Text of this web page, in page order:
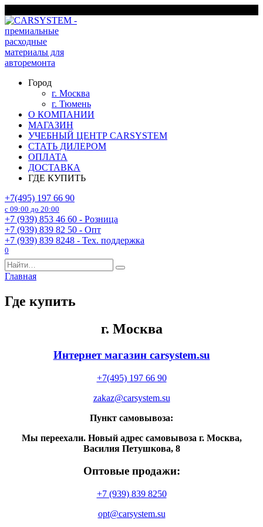
к
содержанию
Город
г. Москва
г. Тюмень
О КОМПАНИИ
МАГАЗИН
УЧЕБНЫЙ ЦЕНТР CARSYSTEM
СТАТЬ ДИЛЕРОМ
ОПЛАТА
ДОСТАВКА
ГДЕ КУПИТЬ
+7(495) 197 66 90
с 09:00 до 20:00
+7 (939) 853 46 60 - Розница
+7 (939) 839 82 50 - Опт
+7 (939) 839 8248 - Тех. поддержка
0
Search
for:
Главная
Где купить
г. Москва
Интернет магазин carsystem.su
+7(495) 197 66 90
zakaz@carsystem.su
Пункт самовывоза:
Мы переехали. Новый адрес самовывоза г. Москва,
Василия Петушкова, 8
Оптовые продажи:
+7 (939) 839 8250
opt@carsystem.su